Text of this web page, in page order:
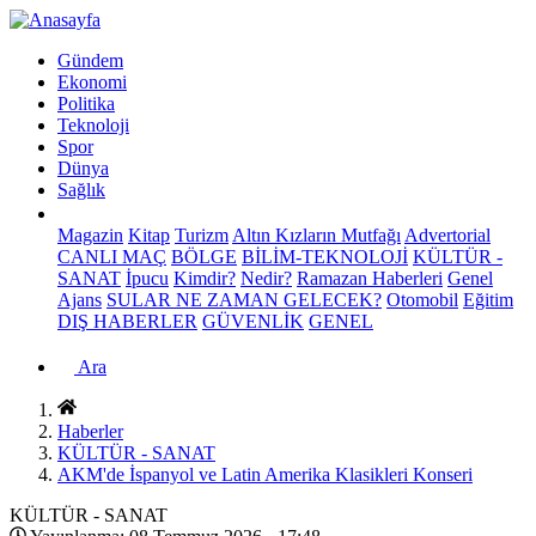
Gündem
Ekonomi
Politika
Teknoloji
Spor
Dünya
Sağlık
Magazin Kitap Turizm Altın Kızların Mutfağı Advertorial
CANLI MAÇ BÖLGE BİLİM-TEKNOLOJİ KÜLTÜR -
SANAT İpucu Kimdir? Nedir? Ramazan Haberleri Genel
Ajans SULAR NE ZAMAN GELECEK? Otomobil Eğitim
DIŞ HABERLER GÜVENLİK GENEL
Ara
Haberler
KÜLTÜR - SANAT
AKM'de İspanyol ve Latin Amerika Klasikleri Konseri
KÜLTÜR - SANAT